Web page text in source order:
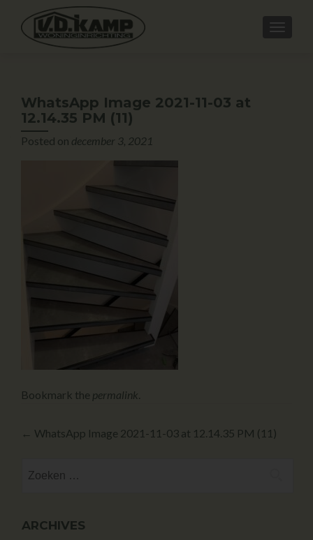
WhatsApp Image 2021-11-03 at
12.14.35 PM (11)
Posted on december 3, 2021
Bookmark the permalink.
← WhatsApp Image 2021-11-03 at 12.14.35 PM (11)
ARCHIVES